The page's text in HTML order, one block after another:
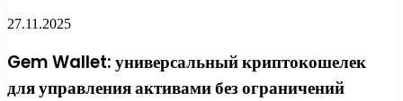
27.11.2025
Gem Wallet: универсальный криптокошелек
для управления активами без ограничений